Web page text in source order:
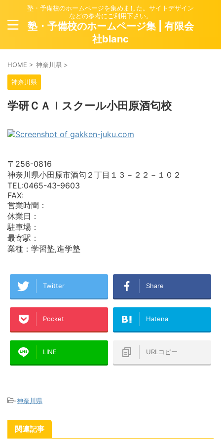
塾・予備校のホームページを集めました。サイトデザイン
などの参考にご利用下さい。
塾・予備校のホームページ集 | 有限会
社blanc
HOME > 神奈川県 >
神奈川県
学研ＣＡＩスクール小田原酒匂校
〒256-0816
神奈川県小田原市酒匂２丁目１３－２２－１０２
TEL:0465-43-9603
FAX:
営業時間：
休業日：
駐車場：
最寄駅：
業種：学習塾,進学塾
Twitter Share
Pocket Hatena
LINE URLコピー
-神奈川県
関連記事